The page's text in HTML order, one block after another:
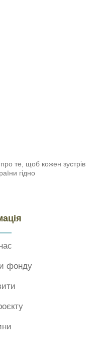
те, щоб кожен зустрів
гідно
фонду